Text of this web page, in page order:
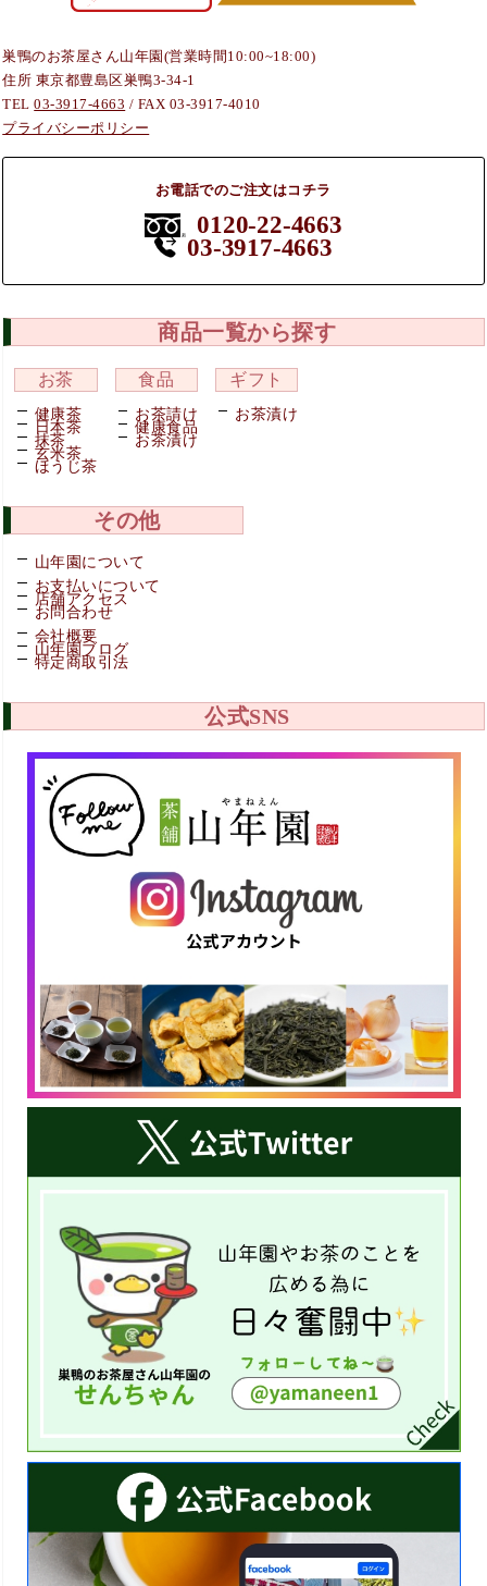
巣鴨のお茶屋さん山年園(営業時間10:00~18:00)
住所 東京都豊島区巣鴨3-34-1
TEL03-3917-4663 / FAX 03-3917-4010
プライバシーポリシー
お電話でのご注文はコチラ
0120-22-4663
03-3917-4663
商品一覧から探す
お茶
健康茶
日本茶
抹茶
玄米茶
ほうじ茶
食品
お茶請け
健康食品
お茶漬け
ギフト
お茶漬け
その他
山年園について
お支払いについて
店舗アクセス
お問合わせ
会社概要
山年園ブログ
特定商取引法
公式SNS